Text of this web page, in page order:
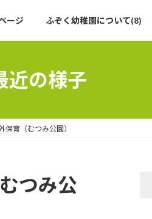
ージ ふぞく幼稚園について(8)
近の様子
育（むつみ公園）
つみ公